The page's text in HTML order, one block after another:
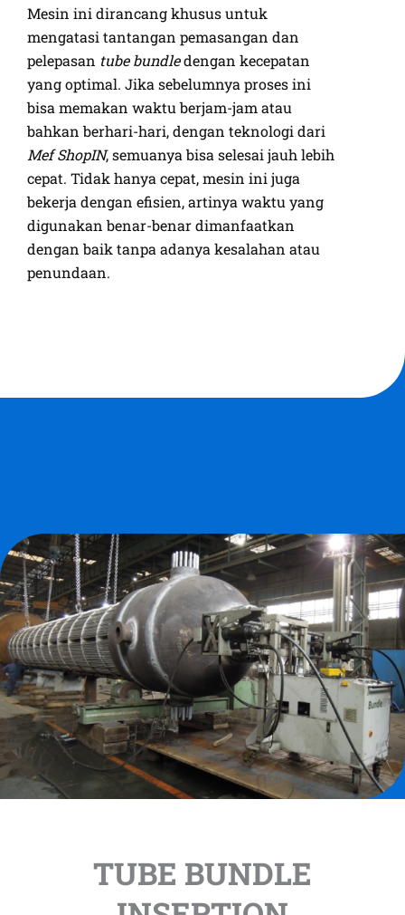
Mesin ini dirancang khusus untuk
mengatasi tantangan pemasangan dan
pelepasan tube bundledengan kecepatan
yang optimal. Jika sebelumnya proses ini
bisa memakan waktu berjam-jam atau
bahkan berhari-hari, dengan teknologi dari
Mef ShopIN, semuanya bisa selesai jauh lebih
cepat. Tidak hanya cepat, mesin ini juga
bekerja dengan efisien, artinya waktu yang
digunakan benar-benar dimanfaatkan
dengan baik tanpa adanya kesalahan atau
penundaan.
TUBE BUNDLE